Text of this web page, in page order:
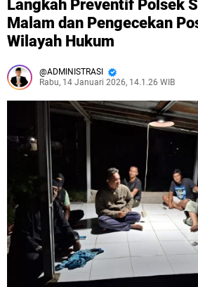
Langkah Preventif Polsek
Malam dan Pengecekan
Wilayah Hukum
ADMINISTRASI
Rabu, 14 Januari 2026, 14.1.26 WIB